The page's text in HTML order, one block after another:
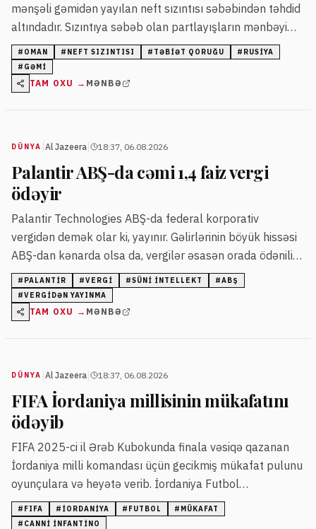
mənşəli gəmidən yayılan neft sızıntısı səbəbindən təhdid
altındadır. Sızıntıya səbəb olan partlayışların mənbəyi
hələ məlum deyil.
# OMAN # NEFT SIZINTISI # TƏBIƏT QORUĞU # RUSIYA
# GƏMI
TAM OXU → MƏNBƏ
DÜNYA Al Jazeera 18:37, 06.08.2026
Palantir ABŞ-da cəmi 1,4 faiz vergi
ödəyir
Palantir Technologies ABŞ-da federal korporativ
vergidən demək olar ki, yayınır. Gəlirlərinin böyük hissəsi
ABŞ-dan kənarda olsa da, vergilər əsasən orada ödənilir.
Ümumi vergi nisbəti 1,4 faiz təşkil edir.
# PALANTIR #VERGI #SÜNI INTELLEKT #ABŞ
#VERGIDƏN YAYINMA
TAM OXU → MƏNBƏ
DÜNYA Al Jazeera 18:37, 06.08.2026
FIFA İordaniya millisinin mükafatını
ödəyib
FIFA 2025-ci il Ərəb Kubokunda finala vəsiqə qazanan
İordaniya milli komandası üçün gecikmiş mükafat pulunu
oyunçulara və heyətə verib. İordaniya Futbol
Federasiyasının rəhbəri Şahzadə Ali bin Hüseyn əvvəlcə
FIFA-nı şantajda ittiham etmişdi.
# FIFA # İORDANIYA # FUTBOL # MÜKAFAT
# CANNI İNFANTINO